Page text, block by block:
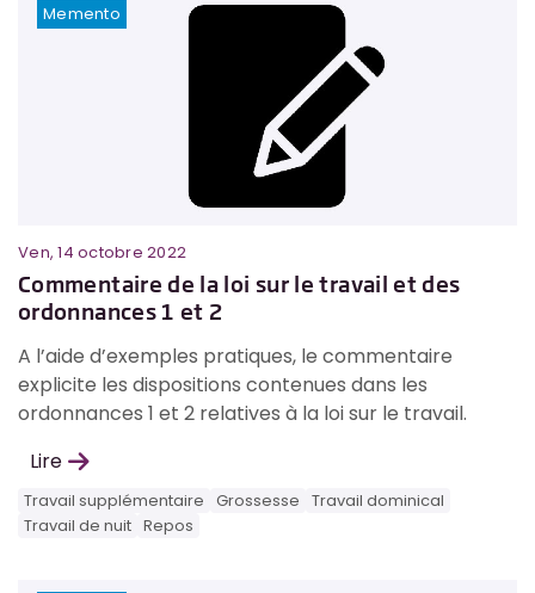
Memento
Ven, 14 octobre 2022
Commentaire de la loi sur le travail et des
ordonnances 1 et 2
A l’aide d’exemples pratiques, le commentaire
explicite les dispositions contenues dans les
ordonnances 1 et 2 relatives à la loi sur le travail.
Lire
Travail supplémentaire Grossesse Travail dominical
Travail de nuit Repos